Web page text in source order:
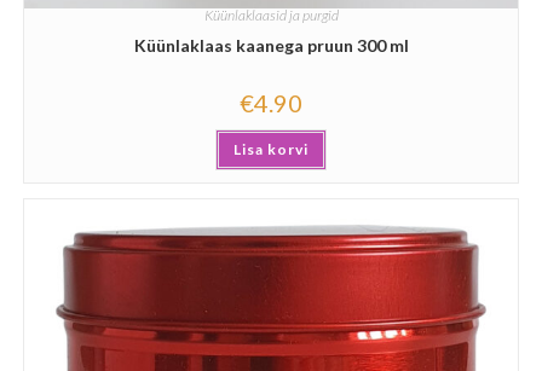
Küünlaklaasid ja purgid
Küünlaklaas kaanega pruun 300 ml
€4.90
Lisa korvi